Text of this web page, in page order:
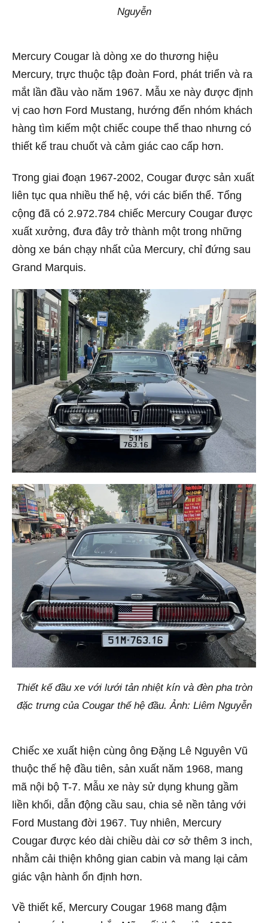
Nguyễn
Mercury Cougar là dòng xe do thương hiệu
Mercury, trực thuộc tập đoàn Ford, phát triển và ra
mắt lần đầu vào năm 1967. Mẫu xe này được định
vị cao hơn Ford Mustang, hướng đến nhóm khách
hàng tìm kiếm một chiếc coupe thể thao nhưng có
thiết kế trau chuốt và cảm giác cao cấp hơn.
Trong giai đoạn 1967-2002, Cougar được sản xuất
liên tục qua nhiều thế hệ, với các biến thể. Tổng
cộng đã có 2.972.784 chiếc Mercury Cougar được
xuất xưởng, đưa đây trở thành một trong những
dòng xe bán chạy nhất của Mercury, chỉ đứng sau
Grand Marquis.
Thiết kế đầu xe với lưới tản nhiệt kín và đèn pha tròn
đặc trưng của Cougar thế hệ đầu. Ảnh: Liêm Nguyễn
Chiếc xe xuất hiện cùng ông Đặng Lê Nguyên Vũ
thuộc thế hệ đầu tiên, sản xuất năm 1968, mang
mã nội bộ T-7. Mẫu xe này sử dụng khung gầm
liền khối, dẫn động cầu sau, chia sẻ nền tảng với
Ford Mustang đời 1967. Tuy nhiên, Mercury
Cougar được kéo dài chiều dài cơ sở thêm 3 inch,
nhằm cải thiện không gian cabin và mang lại cảm
giác vận hành ổn định hơn.
Về thiết kế, Mercury Cougar 1968 mang đậm